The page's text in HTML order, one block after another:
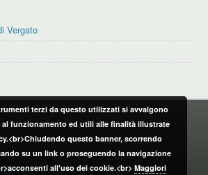
Vergato
terzi da questo utilizzati si avvalgono
al funzionamento ed utili alle finalità illustrate
questo banner, scorrendo
su un link o proseguendo la navigazione
all'uso dei cookie.<br> Maggiori